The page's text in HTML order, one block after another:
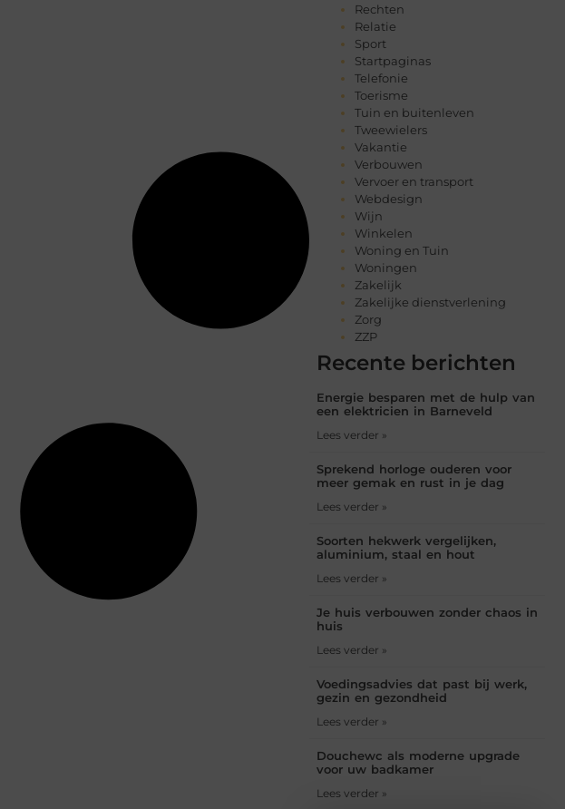
Rechten
Relatie
Sport
Startpaginas
Telefonie
Toerisme
Tuin en buitenleven
Tweewielers
Vakantie
Verbouwen
Vervoer en transport
Webdesign
Wijn
Winkelen
Woning en Tuin
Woningen
Zakelijk
Zakelijke dienstverlening
Zorg
ZZP
Recente berichten
Energie besparen met de hulp van
een elektricien in Barneveld
Lees verder »
Sprekend horloge ouderen voor
meer gemak en rust in je dag
Lees verder »
Soorten hekwerk vergelijken,
aluminium, staal en hout
Lees verder »
Je huis verbouwen zonder chaos in
huis
Lees verder »
Voedingsadvies dat past bij werk,
gezin en gezondheid
Lees verder »
Douchewc als moderne upgrade
voor uw badkamer
Lees verder »